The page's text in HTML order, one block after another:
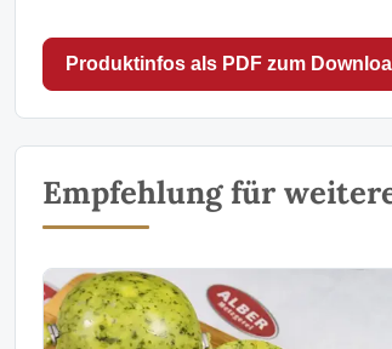
Produktinfos als PDF zum
Empfehlung für